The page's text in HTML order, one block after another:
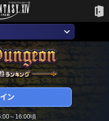
～16:00頃